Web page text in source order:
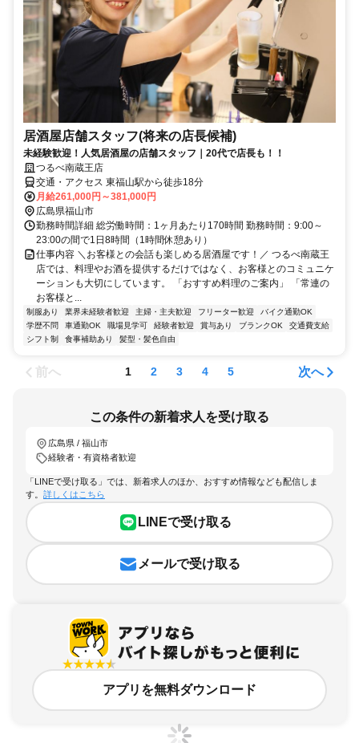
居酒屋店舗スタッフ(将来の店長候補)
未経験歓迎！人気居酒屋の店舗スタッフ｜20代で店長も！！
つるべ南蔵王店
交通・アクセス 東福山駅から徒歩18分
月給261,000円～381,000円
広島県福山市
勤務時間詳細 総労働時間：1ヶ月あたり170時間 勤務時間：9:00～
23:00の間で1日8時間（1時間休憩あり）
仕事内容 ＼お客様との会話も楽しめる居酒屋です！／ つるべ南蔵王
店では、料理やお酒を提供するだけではなく、お客様とのコミュニケ
ーションも大切にしています。 「おすすめ料理のご案内」 「常連の
お客様と...
制服あり 業界未経験者歓迎 主婦・主夫歓迎 フリーター歓迎
バイク通勤OK
学歴不問
車通勤OK 職場見学可 経験者歓迎 賞与あり ブランクOK
交通費支給
シフト制
食事補助あり 髪型・髪色自由
前へ 1 2 3 4 5 次へ
この条件の新着求人を受け取る
広島県 / 福山市
経験者・有資格者歓迎
「LINEで受け取る」では、新着求人のほか、おすすめ情報なども配信しま
す。 詳しくはこちら
LINEで受け取る
メールで受け取る
アプリを無料ダウンロード